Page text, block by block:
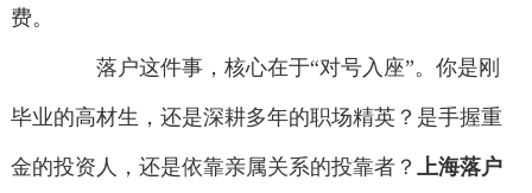
费。
落户这件事，核心在于“对号入座”。你是刚
毕业的高材生，还是深耕多年的职场精英？是手握重
金的投资人，还是依靠亲属关系的投靠者？ 上海落户